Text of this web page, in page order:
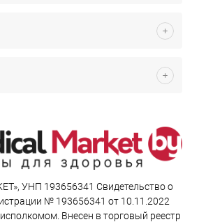
УНП 193656341 Свидетельство о
№ 193656341 от 10.11.2022
Внесен в торговый реестр